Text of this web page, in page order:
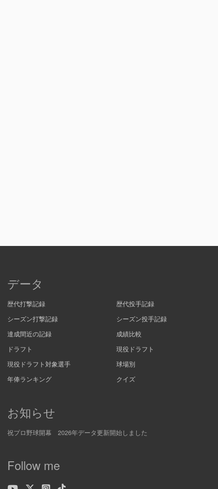
データ
歴代打撃記録
歴代投手記録
シーズン打撃記録
シーズン投手記録
達成間近の記録
成績比較
ドラフト
現役ドラフト
現役ドラフト対象選手
球場別
年俸ランキング
クイズ
お知らせ
祝プロ野球開幕 2026年データ更新開始しました
Follow me